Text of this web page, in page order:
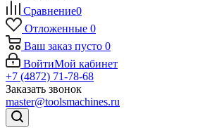
Сравнение0
Отложенные 0
Ваш заказ пусто 0
ВойтиМой кабинет
+7 (4872) 71-78-68
Заказать звонок
master@toolsmachines.ru